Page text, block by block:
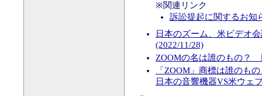
※関連リンク
訴訟提起に関するお知
日本のズーム、米ビデオ
(2022/11/28)
ZOOMの名は誰のもの？
「ZOOM」商標は誰のも
日本の音響機器VS米ウェ